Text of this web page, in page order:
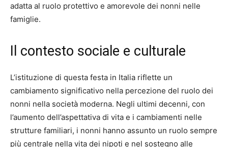
adatta al ruolo protettivo e amorevole dei nonni nelle
famiglie.
Il contesto sociale e culturale
L’istituzione di questa festa in Italia riflette un
cambiamento significativo nella percezione del ruolo dei
nonni nella società moderna. Negli ultimi decenni, con
l’aumento dell’aspettativa di vita e i cambiamenti nelle
strutture familiari, i nonni hanno assunto un ruolo sempre
più centrale nella vita dei nipoti e nel sostegno alle